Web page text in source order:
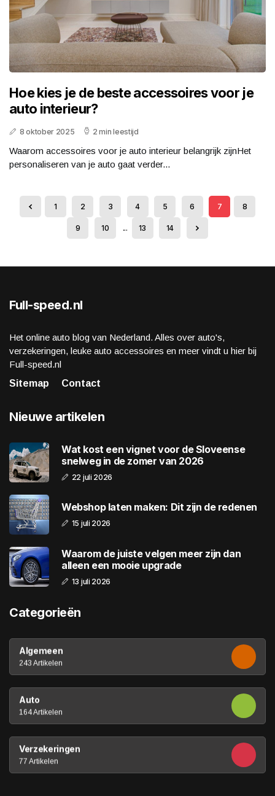
Hoe kies je de beste accessoires voor je
auto interieur?
8 oktober 2025 2 min leestijd
Waarom accessoires voor je auto interieur belangrijk zijnHet
personaliseren van je auto gaat verder...
1 2 3 4 5 6 7 8
9 10 ... 13 14
Full-speed.nl
Het online auto blog van Nederland. Alles over auto's,
verzekeringen, leuke auto accessoires en meer vindt u hier bij
Full-speed.nl
Sitemap
Contact
Nieuwe artikelen
Wat kost een vignet voor de Sloveense
snelweg in de zomer van 2026
22 juli 2026
Webshop laten maken: Dit zijn de redenen
15 juli 2026
Waarom de juiste velgen meer zijn dan
alleen een mooie upgrade
13 juli 2026
Categorieën
Algemeen
243 Artikelen
Auto
164 Artikelen
Verzekeringen
77 Artikelen